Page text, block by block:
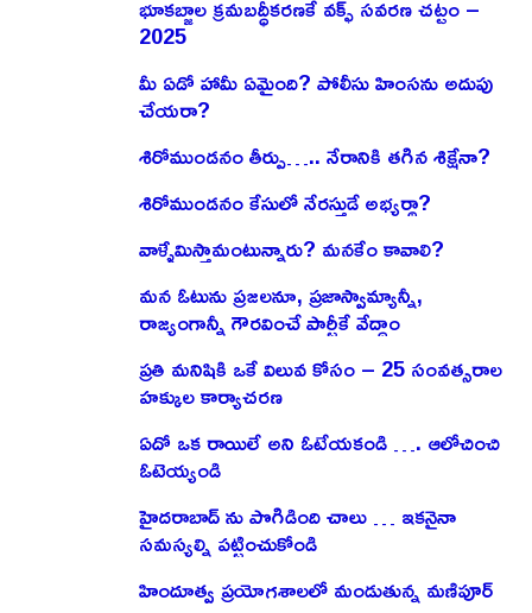
2025
మీ ఏడో హామీ ఏమైంది? పోలీసు హింసను అదుపు
చేయరా?
శిరోముండనం తీర్పు….. నేరానికి తగిన శిక్షేనా?
శిరోముండనం కేసులో నేరస్తుడే అభ్యర్థా?
వాళ్ళేమిస్తామంటున్నారు? మనకేం కావాలి?
మన ఓటును ప్రజలనూ, ప్రజాస్వామ్యాన్నీ,
రాజ్యంగాన్నీ గౌరవించే పార్టీకే వేద్దాం
ప్రతి మనిషికి ఒకే విలువ కోసం – 25 సంవత్సరాల
హక్కుల కార్యాచరణ
ఏదో ఒక రాయిలే అని ఓటేయకండి …. ఆలోచించి
ఓటెయ్యండి
హైదరాబాద్ ను పొగిడింది చాలు … ఇకనైనా
సమస్యల్ని పట్టించుకోండి
హిందూత్వ ప్రయోగశాలలో మండుతున్న మణిపూర్